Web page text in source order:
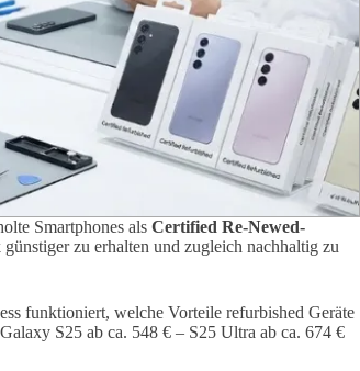
Smartphones als Certified Re-Newed-
zu erhalten und zugleich nachhaltig zu
funktioniert, welche Vorteile refurbished Geräte
S25 ab ca. 548 € – S25 Ultra ab ca. 674 €